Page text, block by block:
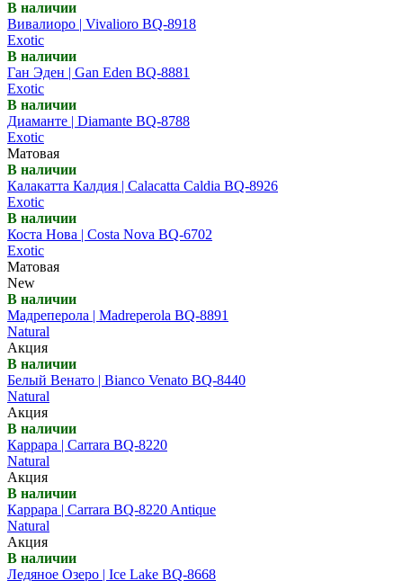
В наличии
Вивалиоро | Vivalioro BQ-8918
Exotic
В наличии
Ган Эден | Gan Eden BQ-8881
Exotic
В наличии
Диаманте | Diamante BQ-8788
Exotic
Матовая
В наличии
Калакатта Калдия | Calacatta Caldia BQ-8926
Exotic
В наличии
Коста Нова | Costa Nova BQ-6702
Exotic
Матовая
New
В наличии
Мадреперола | Madreperola BQ-8891
Natural
Акция
В наличии
Белый Венато | Bianco Venato BQ-8440
Natural
Акция
В наличии
Каррара | Carrara BQ-8220
Natural
Акция
В наличии
Каррара | Carrara BQ-8220 Antique
Natural
Акция
В наличии
Ледяное Озеро | Ice Lake BQ-8668